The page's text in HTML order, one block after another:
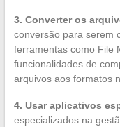
3. Converter os
conversão para serem
ferramentas como File
funcionalidades de
arquivos aos formatos
4. Usar aplicativos
especializados na